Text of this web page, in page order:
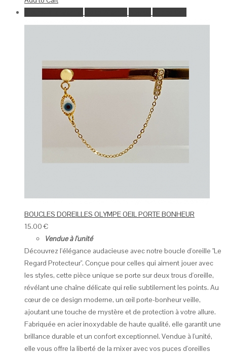
BOUCLES DOREILLES OLYMPE OEIL PORTE BONHEUR
15.00€
Vendue à l'unité
Découvrez l'élégance audacieuse avec notre boucle d'oreille "Le
Regard Protecteur". Conçue pour celles qui aiment jouer avec
les styles, cette pièce unique se porte sur deux trous d'oreille,
révélant une chaîne délicate qui relie subtilement les points. Au
cœur de ce design moderne, un œil porte-bonheur veille,
ajoutant une touche de mystère et de protection à votre allure.
Fabriquée en acier inoxydable de haute qualité, elle garantit une
brillance durable et un confort exceptionnel. Vendue à l'unité,
elle vous offre la liberté de la mixer avec vos puces d'oreilles